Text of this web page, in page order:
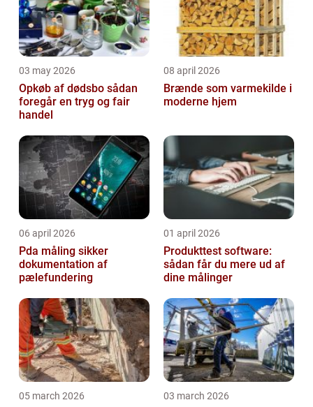
03 may 2026
Opkøb af dødsbo sådan
foregår en tryg og fair
handel
08 april 2026
Brænde som varmekilde i
moderne hjem
06 april 2026
Pda måling sikker
dokumentation af
pælefundering
01 april 2026
Produkttest software:
sådan får du mere ud af
dine målinger
05 march 2026 03 march 2026